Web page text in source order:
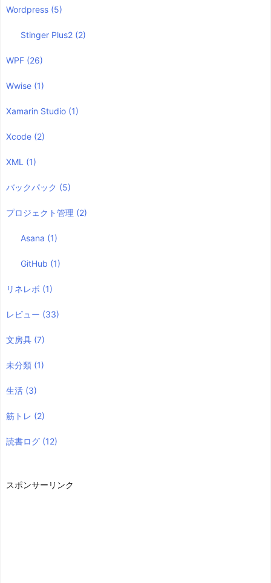
Wordpress (5)
Stinger Plus2 (2)
WPF (26)
Wwise (1)
Xamarin Studio (1)
Xcode (2)
XML (1)
バックパック (5)
プロジェクト管理 (2)
Asana (1)
GitHub (1)
リネレボ (1)
レビュー (33)
文房具 (7)
未分類 (1)
生活 (3)
筋トレ (2)
読書ログ (12)
スポンサーリンク